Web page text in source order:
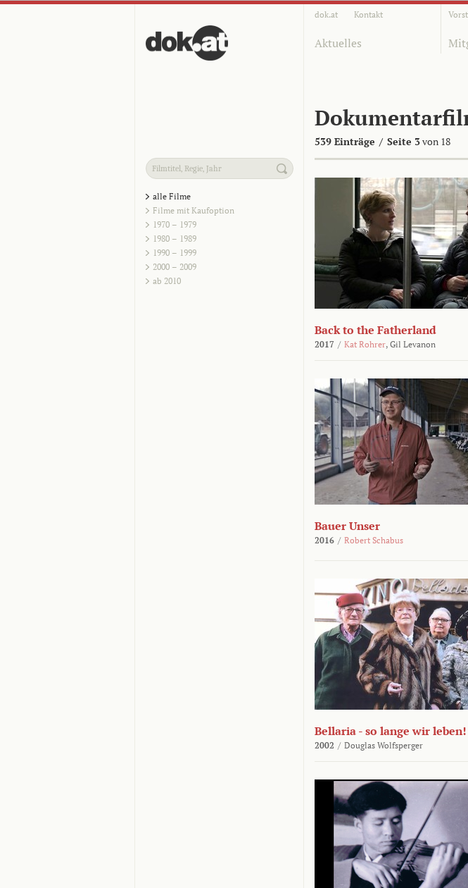
dok.at Kontakt
Aktuelles
539 Einträge / Seite 3von 18
alle Filme
Filme mit Kaufoption
1970 – 1979
1980 – 1989
1990 – 1999
2000 – 2009
ab 2010
Back to the Fatherland
2017 / Kat Rohrer, Gil Levanon
Bauer Unser
2016 / Robert Schabus
Bellaria - so lange wir leben!
2002 / Douglas Wolfsperger